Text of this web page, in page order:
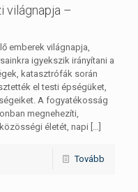
világnapja –
emberek világnapja,
igyekszik irányítani a
katasztrófák során
el testi épségüket,
A fogyatékosság
megnehezíti,
életét, napi […]
Tovább